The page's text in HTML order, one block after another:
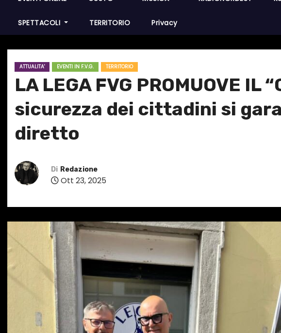
SPETTACOLI TERRITORIO Privacy
ATTUALITA' EVENTI IN F.V.G. TERRITORIO
LA LEGA FVG PROMUOVE IL
sicurezza dei cittadini si
diretto
Di Redazione
Ott 23, 2025